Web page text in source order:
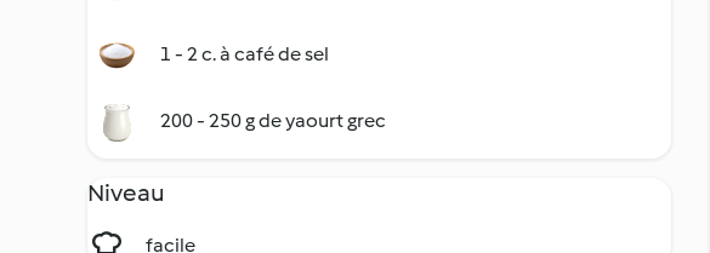
1 - 2 c. à café de sel
200 - 250 g de yaourt grec
Niveau
facile